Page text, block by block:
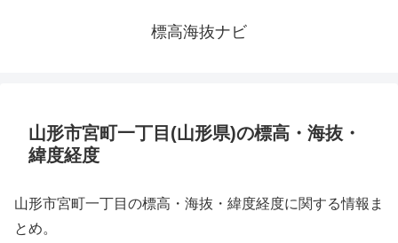
標高海抜ナビ
山形市宮町一丁目(山形県)の標高・海抜・
緯度経度
山形市宮町一丁目の標高・海抜・緯度経度に関する情報ま
とめ。